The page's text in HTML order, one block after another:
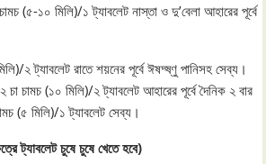
(৫-১০ মিলি)/১ ট্যাবলেট নাস্তা ও দু’বেলা আহারের পূর্বে
২ ট্যাবলেট রাতে শয়নের পূর্বে ঈষদ্ষ্ণু পানিসহ সেব্য।
২ চা চামচ (১০ মিলি)/২ ট্যাবলেট আহারের পূর্বে দৈনিক ২ বার
(৫ মিলি)/১ ট্যাবলেট সেব্য।
ট্যাবলেট চুষে চুষে খেতে হবে)